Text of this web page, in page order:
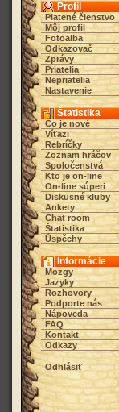
Profil
Platené členstvo
Môj profil
Fotoalba
Odkazovač
Zprávy
Priatelia
Nepriatelia
Nastavenie
Štatistika
Čo je nové
Víťazi
Rebríčky
Zoznam hráčov
Spoločenstvá
Kto je on-line
On-line súperi
Diskusné kluby
Ankety
Chat room
Štatistika
Úspěchy
Informácie
Mozgy
Jazyky
Rozhovory
Podporte nás
Nápoveda
FAQ
Kontakt
Odkazy
Odhlásiť